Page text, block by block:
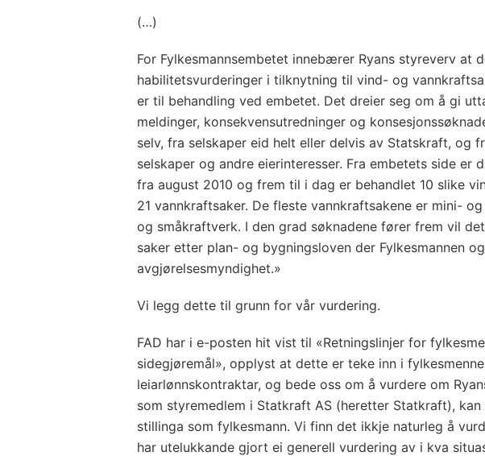
(…)
For Fylkesmannsembetet innebærer Ryans styreverv at
habilitetsvurderinger i tilknytning til vind- og
er til behandling ved embetet. Det dreier seg om å gi
meldinger, konsekvensutredninger og
selv, fra selskaper eid helt eller delvis av Statskraft, og
selskaper og andre eierinteresser. Fra embetets side er
fra august 2010 og frem til i dag er behandlet 10 slike
21 vannkraftsaker. De fleste vannkraftsakene er mini-
og småkraftverk. I den grad søknadene fører frem vil
saker etter plan- og bygningsloven der Fylkesmannen
avgjørelsesmyndighet.»
Vi legg dette til grunn for vår vurdering.
FAD har i e-posten hit vist til «Retningslinjer for
sidegjøremål», opplyst at dette er teke inn i
leiarlønnskontraktar, og bede oss om å vurdere om
som styremedlem i Statkraft AS (heretter Statkraft), kan
stillinga som fylkesmann. Vi finn det ikkje naturleg å
har utelukkande gjort ei generell vurdering av i kva